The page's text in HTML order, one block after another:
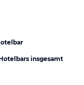
insgesamt